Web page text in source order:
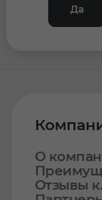
Да
О
Отзывы